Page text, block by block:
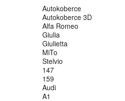
Autokoberce
Autokoberce 3D
Alfa Romeo
Giulia
Giulietta
MiTo
Stelvio
147
159
Audi
A1